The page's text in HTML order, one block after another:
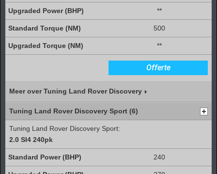
**
500
**
Offerte
Meer over Tuning Land Rover Discovery
Tuning Land Rover Discovery Sport (6)
Tuning Land Rover Discovery Sport:
2.0 SI4 240pk
240